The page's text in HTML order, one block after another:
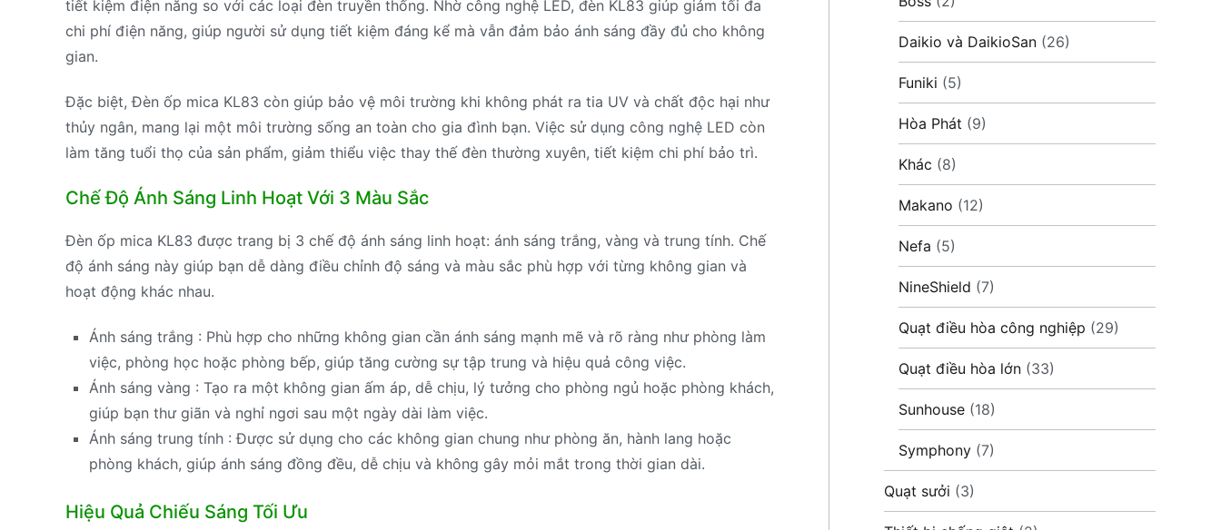
tiết kiệm điện năng so với các loại đèn truyền thống. Nhờ công nghệ LED, đèn KL83 giúp giảm tối đa
chi phí điện năng, giúp người sử dụng tiết kiệm đáng kể mà vẫn đảm bảo ánh sáng đầy đủ cho không
gian.
Đặc biệt, Đèn ốp mica KL83 còn giúp bảo vệ môi trường khi không phát ra tia UV và chất độc hại như
thủy ngân, mang lại một môi trường sống an toàn cho gia đình bạn. Việc sử dụng công nghệ LED còn
làm tăng tuổi thọ của sản phẩm, giảm thiểu việc thay thế đèn thường xuyên, tiết kiệm chi phí bảo trì.
Chế Độ Ánh Sáng Linh Hoạt Với 3 Màu Sắc
Đèn ốp mica KL83 được trang bị 3 chế độ ánh sáng linh hoạt: ánh sáng trắng, vàng và trung tính. Chế
độ ánh sáng này giúp bạn dễ dàng điều chỉnh độ sáng và màu sắc phù hợp với từng không gian và
hoạt động khác nhau.
Ánh sáng trắng : Phù hợp cho những không gian cần ánh sáng mạnh mẽ và rõ ràng như phòng làm
việc, phòng học hoặc phòng bếp, giúp tăng cường sự tập trung và hiệu quả công việc.
Ánh sáng vàng : Tạo ra một không gian ấm áp, dễ chịu, lý tưởng cho phòng ngủ hoặc phòng khách,
giúp bạn thư giãn và nghỉ ngơi sau một ngày dài làm việc.
Ánh sáng trung tính : Được sử dụng cho các không gian chung như phòng ăn, hành lang hoặc
phòng khách, giúp ánh sáng đồng đều, dễ chịu và không gây mỏi mắt trong thời gian dài.
Hiệu Quả Chiếu Sáng Tối Ưu
Daikio và DaikioSan (26)
Funiki (5)
Hòa Phát (9)
Khác (8)
Makano (12)
Nefa (5)
NineShield (7)
Quạt điều hòa công nghiệp (29)
Quạt điều hòa lớn (33)
Sunhouse (18)
Symphony (7)
Quạt sưởi (3)